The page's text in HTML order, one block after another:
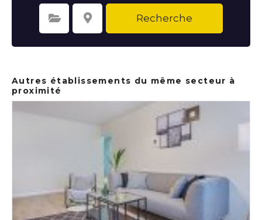
Sélectionnez une catégorie Sélectionnez le lieu Recherche
Autres établissements du même secteur à
proximité